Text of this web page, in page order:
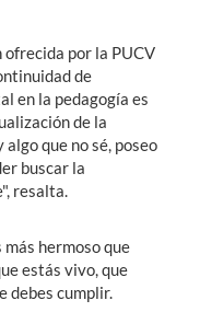
ofrecida por la PUCV
de
en la pedagogía es
de la
que no sé, poseo
buscar la
resalta.
hermoso que
estás vivo, que
debes cumplir.